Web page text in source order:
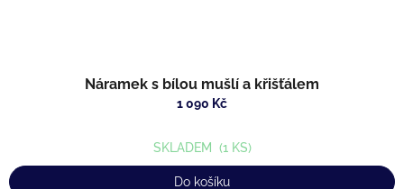
Náramek s bílou mušlí a křišťálem
1 090 Kč
SKLADEM (1 KS)
Do košíku